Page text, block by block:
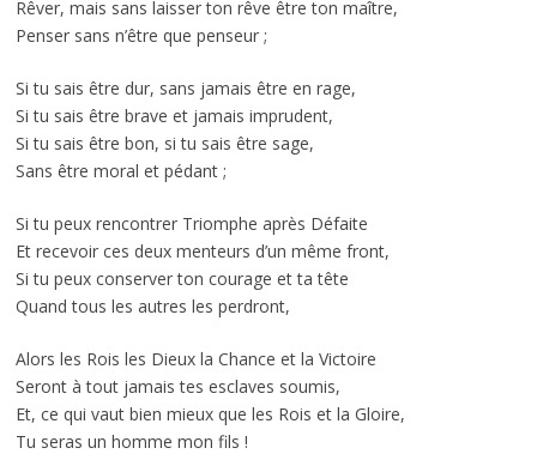
Rêver, mais sans laisser ton rêve être ton maître,
Penser sans n’être que penseur ;
Si tu sais être dur, sans jamais être en rage,
Si tu sais être brave et jamais imprudent,
Si tu sais être bon, si tu sais être sage,
Sans être moral et pédant ;
Si tu peux rencontrer Triomphe après Défaite
Et recevoir ces deux menteurs d’un même front,
Si tu peux conserver ton courage et ta tête
Quand tous les autres les perdront,
Alors les Rois les Dieux la Chance et la Victoire
Seront à tout jamais tes esclaves soumis,
Et, ce qui vaut bien mieux que les Rois et la Gloire,
Tu seras un homme mon fils !